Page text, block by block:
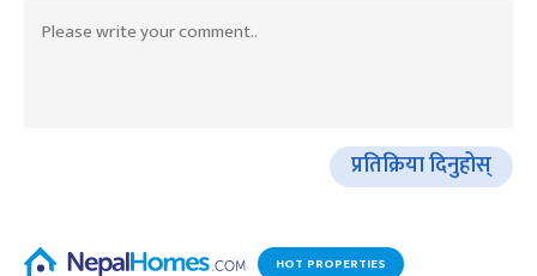
प्रतिक्रिया दिनुहोस्
HOT PROPERTIES